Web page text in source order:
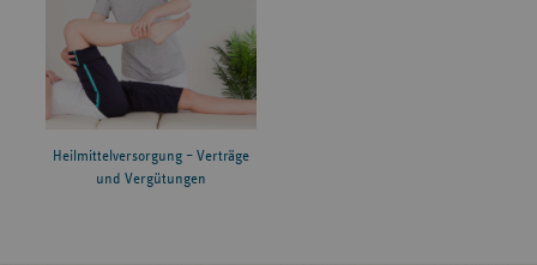
Heilmittelversorgung – Verträge
und Vergütungen